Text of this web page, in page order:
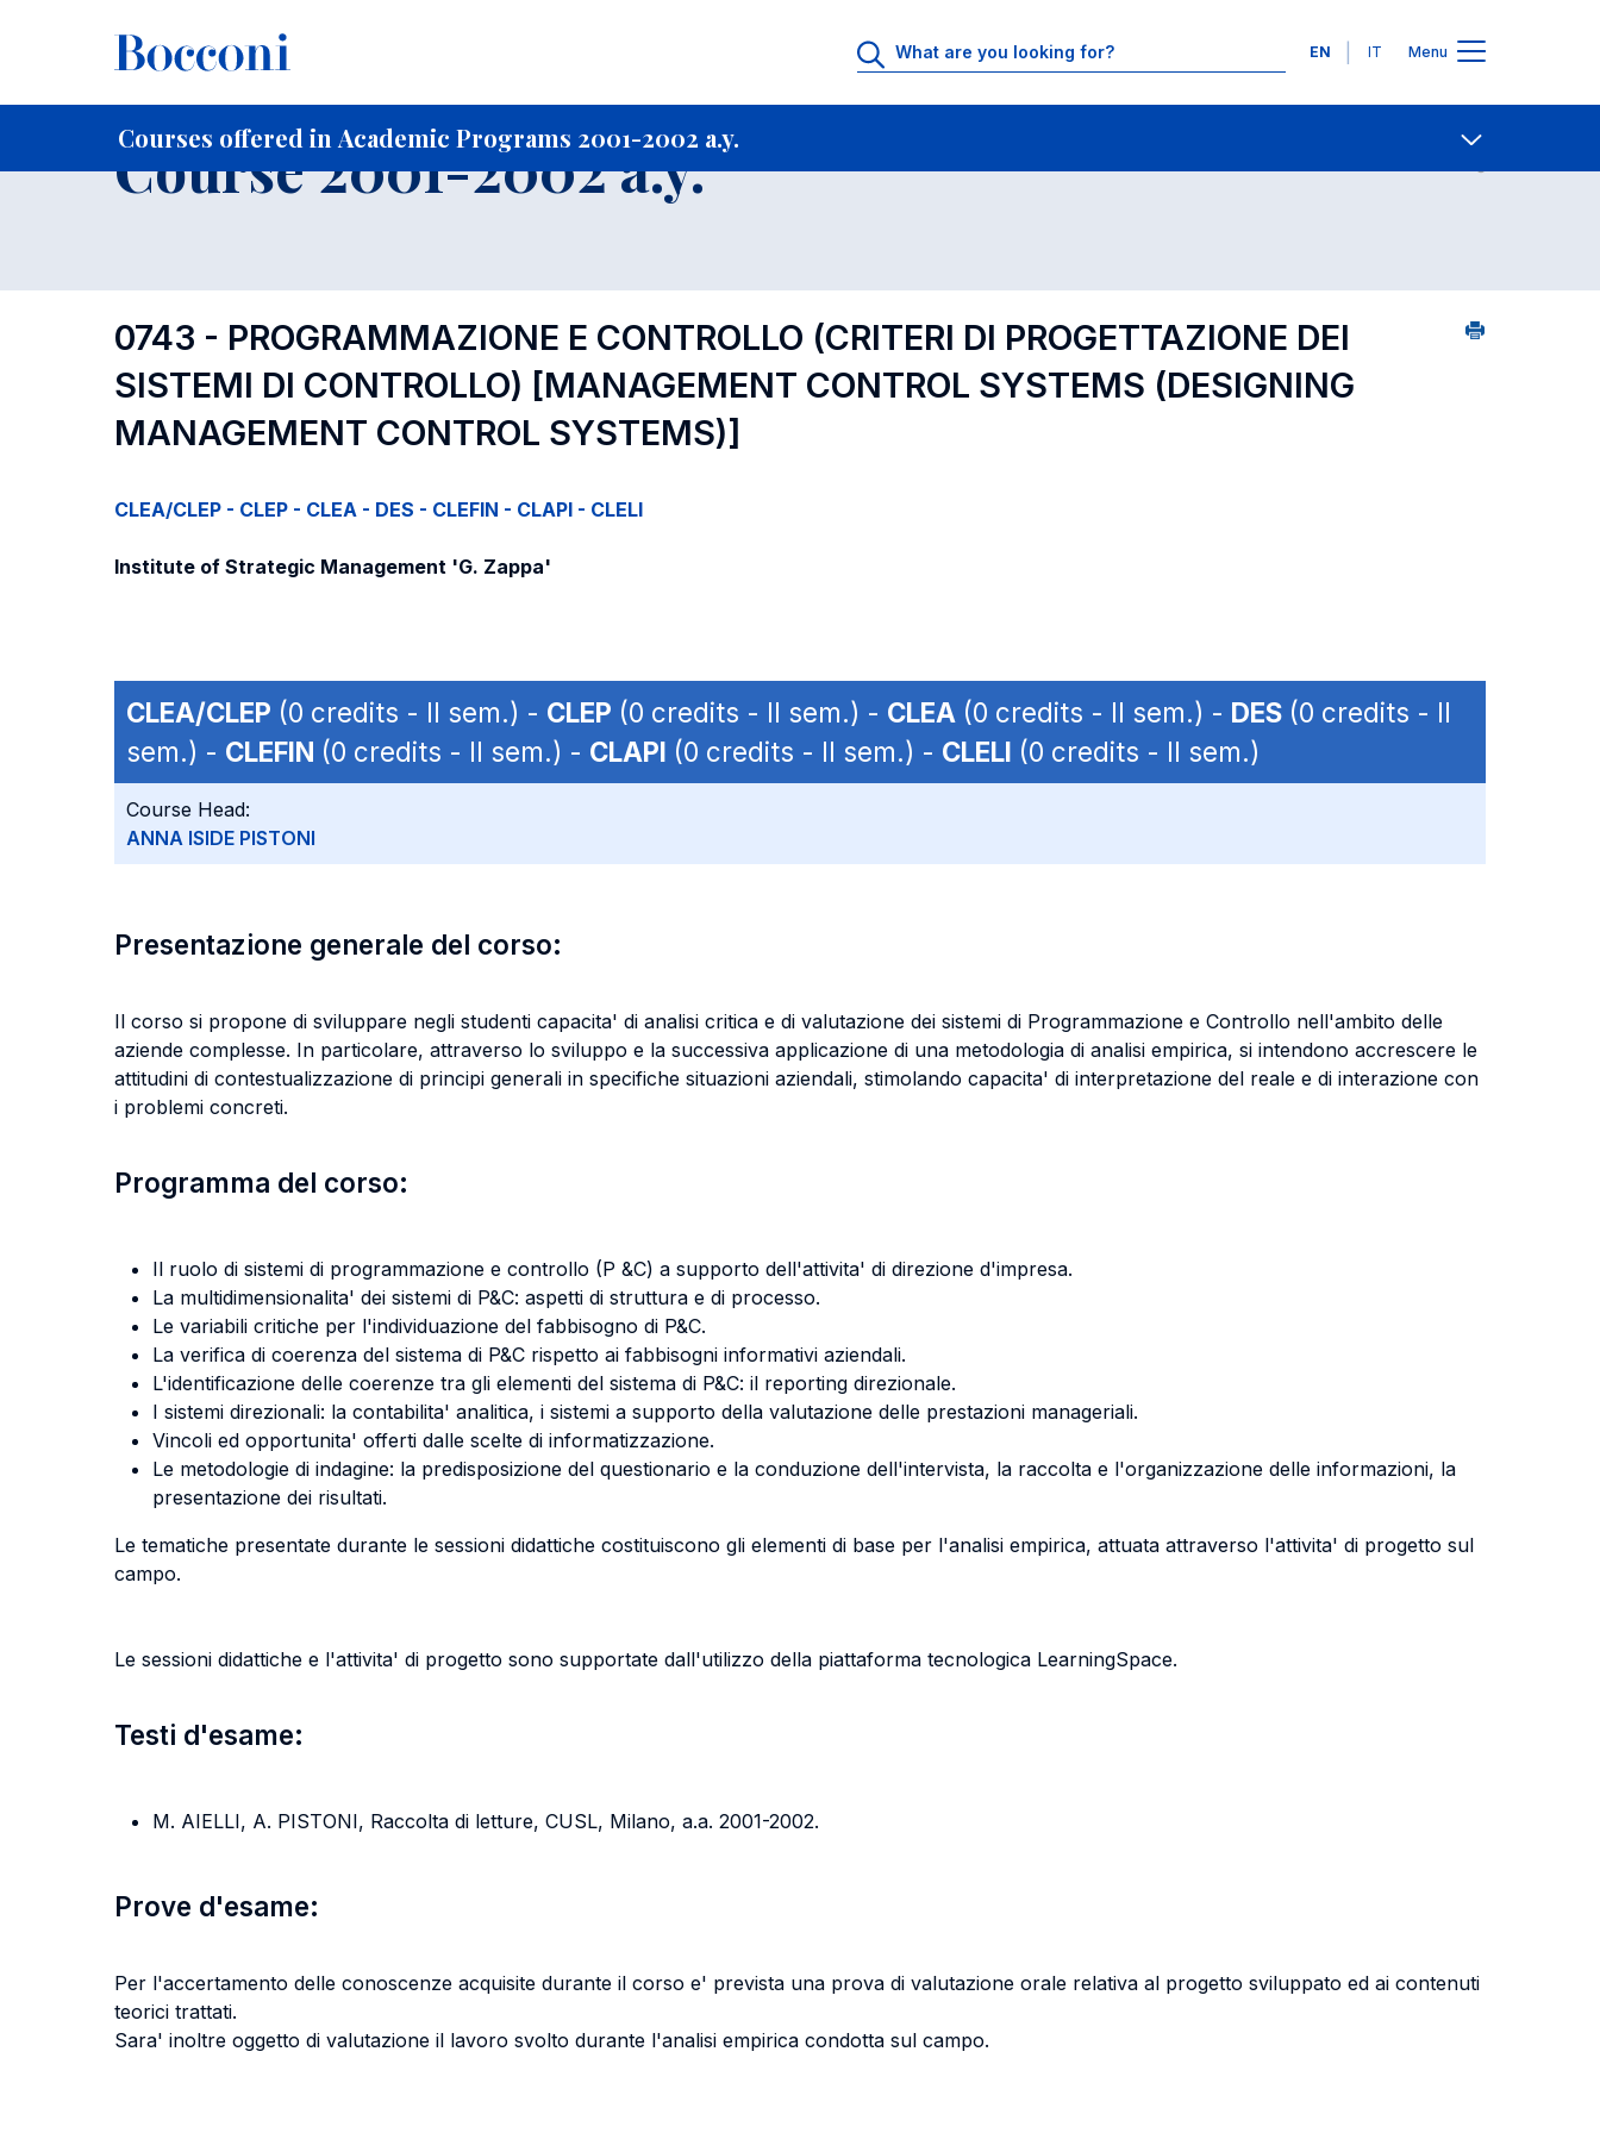
Languages
EN IT Menu
Courses offered in Academic Programs 2001-2002 a.y.
Home For current Students Courses offered in Academic Programs 2001-2002 a.y. Course search - numerical order Contact Us
Course 2001-2002 a.y.
0743 - PROGRAMMAZIONE E CONTROLLO (CRITERI DI PROGETTAZIONE DEI
SISTEMI DI CONTROLLO) [MANAGEMENT CONTROL SYSTEMS (DESIGNING
MANAGEMENT CONTROL SYSTEMS)]
CLEA/CLEP - CLEP - CLEA - DES - CLEFIN - CLAPI - CLELI
Institute of Strategic Management 'G. Zappa'
CLEA/CLEP (0 credits - II sem.) - CLEP (0 credits - II sem.) - CLEA (0 credits - II sem.) - DES (0 credits - II
sem.) - CLEFIN (0 credits - II sem.) - CLAPI (0 credits - II sem.) - CLELI (0 credits - II sem.)
Course Head:
ANNA ISIDE PISTONI
Presentazione generale del corso:
Il corso si propone di sviluppare negli studenti capacita' di analisi critica e di valutazione dei sistemi di Programmazione e Controllo nell'ambito delle
aziende complesse. In particolare, attraverso lo sviluppo e la successiva applicazione di una metodologia di analisi empirica, si intendono accrescere le
attitudini di contestualizzazione di principi generali in specifiche situazioni aziendali, stimolando capacita' di interpretazione del reale e di interazione con
i problemi concreti.
Programma del corso:
Il ruolo di sistemi di programmazione e controllo (P &C) a supporto dell'attivita' di direzione d'impresa.
La multidimensionalita' dei sistemi di P&C: aspetti di struttura e di processo.
Le variabili critiche per l'individuazione del fabbisogno di P&C.
La verifica di coerenza del sistema di P&C rispetto ai fabbisogni informativi aziendali.
L'identificazione delle coerenze tra gli elementi del sistema di P&C: il reporting direzionale.
I sistemi direzionali: la contabilita' analitica, i sistemi a supporto della valutazione delle prestazioni manageriali.
Vincoli ed opportunita' offerti dalle scelte di informatizzazione.
Le metodologie di indagine: la predisposizione del questionario e la conduzione dell'intervista, la raccolta e l'organizzazione delle informazioni, la
presentazione dei risultati.
Le tematiche presentate durante le sessioni didattiche costituiscono gli elementi di base per l'analisi empirica, attuata attraverso l'attivita' di progetto sul
campo.
Le sessioni didattiche e l'attivita' di progetto sono supportate dall'utilizzo della piattaforma tecnologica LearningSpace.
Testi d'esame:
M. AIELLI, A. PISTONI, Raccolta di letture, CUSL, Milano, a.a. 2001-2002.
Prove d'esame:
Per l'accertamento delle conoscenze acquisite durante il corso e' prevista una prova di valutazione orale relativa al progetto sviluppato ed ai contenuti
teorici trattati.
Sara' inoltre oggetto di valutazione il lavoro svolto durante l'analisi empirica condotta sul campo.